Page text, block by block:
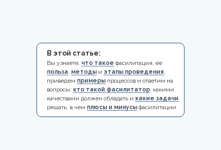
В этой статье:
Вы узнаете, что такое фасилитация, ее
польза, методы и этапы проведения,
приведем примеры процессов и ответим на
вопросы: кто такой фасилитатор, какими
качествами должен обладать и какие задачи
решать, в чем плюсы и минусы фасилитации.